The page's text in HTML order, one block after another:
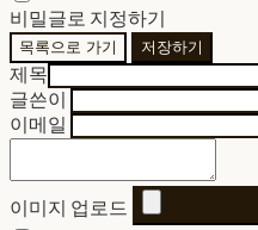
비밀글로 지정하기
목록으로 가기 저장하기
제목
글쓴이
이메일
이미지 업로드